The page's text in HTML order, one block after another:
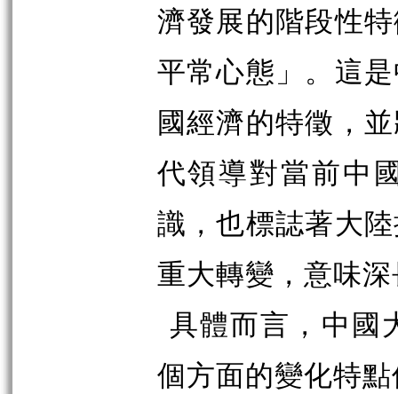
濟發展的階段性
平常心態」。這
國經濟的特徵，
代領導對當前中
識，也標誌著大
重大轉變，意味
具體而言，中國
個方面的變化特